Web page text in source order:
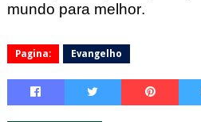
mundo para melhor.
Pagina: Evangelho